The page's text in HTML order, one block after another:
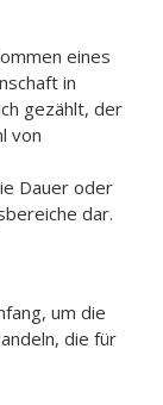
eines
in
gezählt, der
von
Dauer oder
dar.
um die
die für